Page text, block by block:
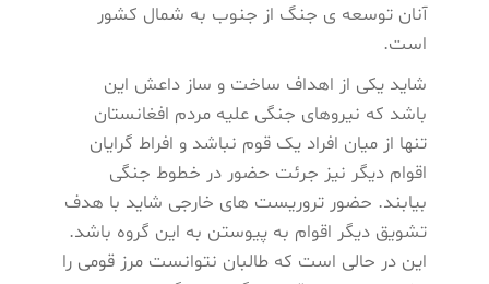
آنان توسعه ی جنگ از جنوب به شمال کشور
است.
شاید یکی از اهداف ساخت و ساز داعش این
باشد که نیروهای جنگی علیه مردم افغانستان
تنها از میان افراد یک قوم نباشد و افراط گرایان
اقوام دیگر نیز جرئت حضور در خطوط جنگی
بیابند. حضور تروریست های خارجی شاید با هدف
تشویق دیگر اقوام به پیوستن به این گروه باشد.
این در حالی است که طالبان نتوانست مرز قومی را